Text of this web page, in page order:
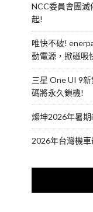
NCC委員會團滅
起!
唯快不破!
動電源，掀磁吸
三星 One UI 9
碼將永久鎖機!
燦坤2026年暑
2026年台灣機